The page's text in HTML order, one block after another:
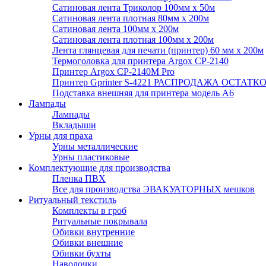
Сатиновая лента Триколор 100мм х 50м
Сатиновая лента плотная 80мм х 200м
Сатиновая лента 100мм х 200м
Сатиновая лента плотная 100мм х 200м
Лента глянцевая для печати (принтер) 60 мм х 200м
Термоголовка для принтера Argox CP-2140
Принтер Argox CP-2140M Pro
Принтер Gprinter S-4221 РАСПРОДАЖА
Подставка внешняя для принтера модель А6
Лампады
Лампады
Вкладыши
Урны для праха
Урны металлические
Урны пластиковые
Комплектующие для производства
Пленка ПВХ
Все для производства ЭВАКУАТОРНЫХ мешков
Ритуальный текстиль
Комплекты в гроб
Ритуальные покрывала
Обивки внутренние
Обивки внешние
Обивки бухты
Наволочки